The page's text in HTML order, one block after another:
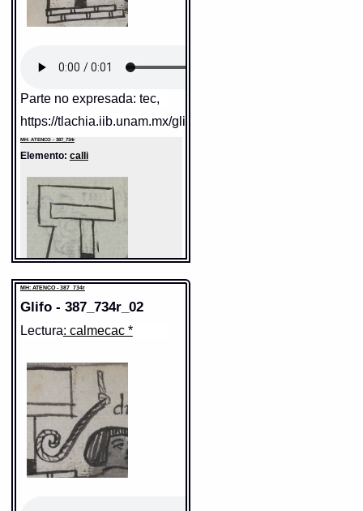
Parte no expresada: tec,
https://tlachia.iib.unam.mx/glifo/387_734r_01
MH: ATENCO - 387_734r
Elemento: calli
Valor fonético: calli
https://tlachia.iib.unam.mx/elemento/05.01.01
Paleografía: calli
Grafía normalizada:calli
Tipo:r.n.
Traducción uno: casa
Traducción dos:casa
Diccionario:Arenas
MH: ATENCO - 387_734r
Glifo - 387_734r_02
Lectura: calmecac *